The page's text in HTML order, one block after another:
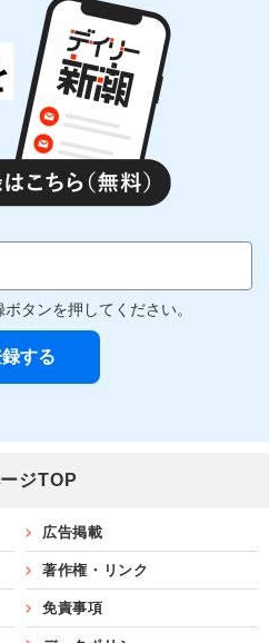
タンを押してください。
ジTOP
広告掲載
著作権・リンク
免責事項